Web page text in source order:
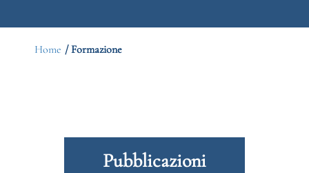
Home / Formazione
Pubblicazioni